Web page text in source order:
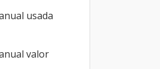
usada
valor